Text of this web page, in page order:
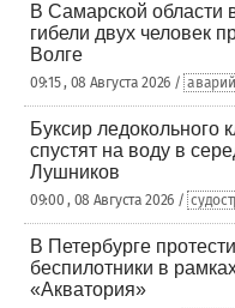
В Самарской области
гибели двух человек
Волге
09:15 , 08 Августа 2026 /
Буксир ледокольного
спустят на воду в
Лушников
09:00 , 08 Августа 2026 /
В Петербурге
беспилотники в
«Акватория»